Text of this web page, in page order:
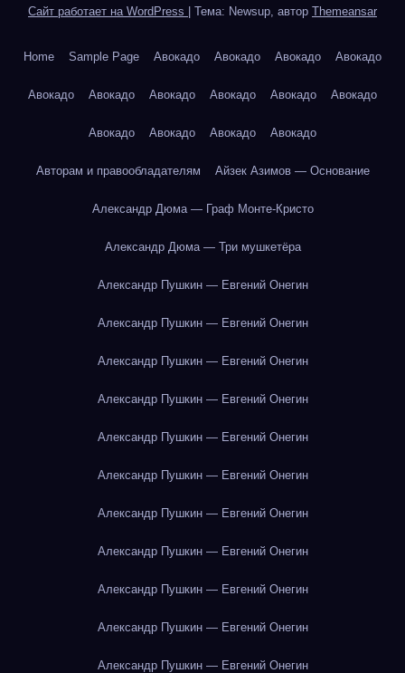
Сайт работает на WordPress Тема: Newsup, автор Themeansar
Home Sample Page Авокадо Авокадо Авокадо Авокадо
Авокадо Авокадо Авокадо Авокадо Авокадо Авокадо
Авокадо Авокадо Авокадо Авокадо
Авторам и правообладателям Айзек Азимов — Основание
Александр Дюма — Граф Монте-Кристо
Александр Дюма — Три мушкетёра
Александр Пушкин — Евгений Онегин
Александр Пушкин — Евгений Онегин
Александр Пушкин — Евгений Онегин
Александр Пушкин — Евгений Онегин
Александр Пушкин — Евгений Онегин
Александр Пушкин — Евгений Онегин
Александр Пушкин — Евгений Онегин
Александр Пушкин — Евгений Онегин
Александр Пушкин — Евгений Онегин
Александр Пушкин — Евгений Онегин
Александр Пушкин — Евгений Онегин